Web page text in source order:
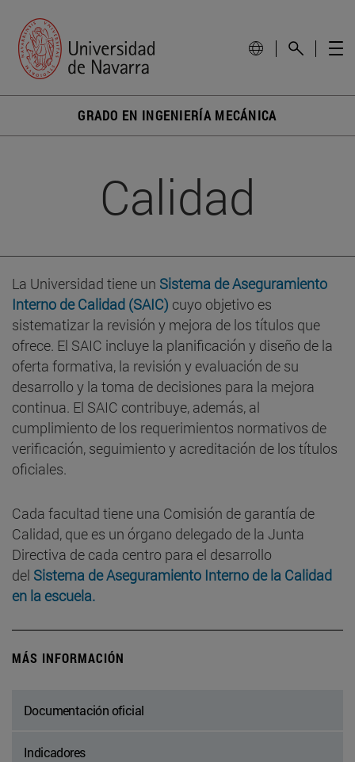
GRADO EN INGENIERÍA MECÁNICA
Calidad
La Universidad tiene un Sistema de Aseguramiento
Interno de Calidad (SAIC) cuyo objetivo es
sistematizar la revisión y mejora de los títulos que
ofrece. El SAIC incluye la planificación y diseño de la
oferta formativa, la revisión y evaluación de su
desarrollo y la toma de decisiones para la mejora
continua. El SAIC contribuye, además, al
cumplimiento de los requerimientos normativos de
verificación, seguimiento y acreditación de los títulos
oficiales.
Cada facultad tiene una Comisión de garantía de
Calidad, que es un órgano delegado de la Junta
Directiva de cada centro para el desarrollo
del Sistema de Aseguramiento Interno de la Calidad
en la escuela.
MÁS INFORMACIÓN
Documentación oficial
Indicadores